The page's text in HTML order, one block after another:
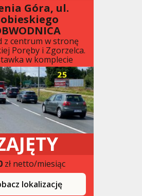
Góra, ul.
z centrum w stronę
Poręby i Zgorzelca.
w komplecie
zł netto/miesiąc
lokalizację